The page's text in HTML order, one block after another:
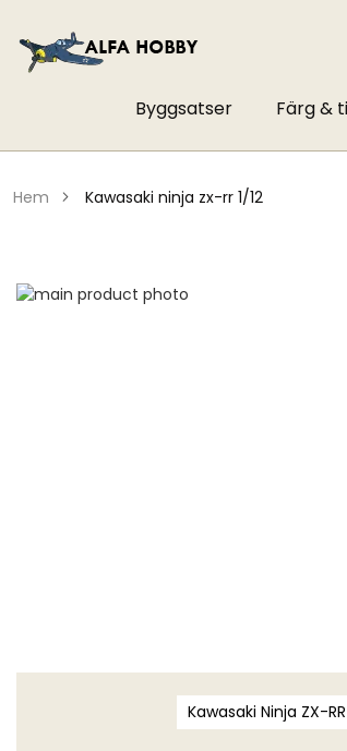
Byggsatser Färg &
hem kawasaki ninja zx-rr 1/12
Hoppa
Kawasaki Ninja ZX-RR